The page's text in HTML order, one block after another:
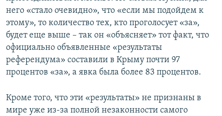
него «стало очевидно», что «если мы подойдем к
этому», то количество тех, кто проголосует «за»,
будет еще выше – так он «объясняет» тот факт, что
официально объявленные «результаты
референдума» составили в Крыму почти 97
процентов «за», а явка была более 83 процентов.
Кроме того, что эти «результаты» не признаны в
мире уже из-за полной незаконности самого